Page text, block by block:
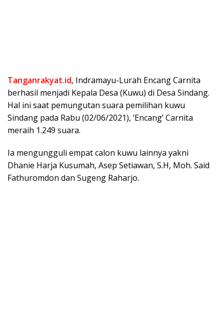
Tanganrakyat.id, Indramayu-Lurah Encang Carnita
berhasil menjadi Kepala Desa (Kuwu) di Desa Sindang.
Hal ini saat pemungutan suara pemilihan kuwu
Sindang pada Rabu (02/06/2021), ‘Encang’ Carnita
meraih 1.249 suara.
Ia mengungguli empat calon kuwu lainnya yakni
Dhanie Harja Kusumah, Asep Setiawan, S.H, Moh. Said
Fathuromdon dan Sugeng Raharjo.